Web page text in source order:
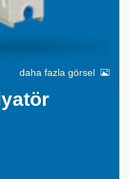
daha fazla görsel